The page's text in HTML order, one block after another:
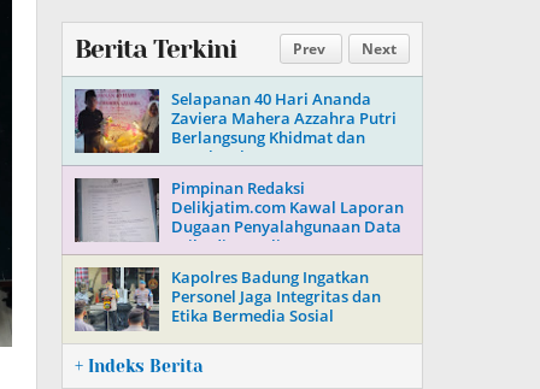
Prev Next
Berita Terkini
Selapanan 40 Hari Ananda
Zaviera Mahera Azzahra Putri
Berlangsung Khidmat dan
Penuh Kebersamaan
Pimpinan Redaksi
Delikjatim.com Kawal Laporan
Dugaan Penyalahgunaan Data
Pribadi Jurnalisnya
Kapolres Badung Ingatkan
Personel Jaga Integritas dan
Etika Bermedia Sosial
+ Indeks Berita